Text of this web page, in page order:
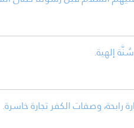
إلهية.
رابحة، وصفات الكفر تجارة خاسرة.